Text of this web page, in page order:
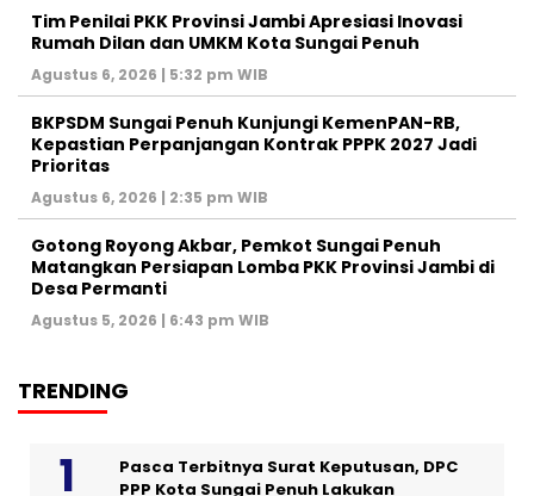
Tim Penilai PKK Provinsi Jambi Apresiasi Inovasi
Rumah Dilan dan UMKM Kota Sungai Penuh
Agustus 6, 2026 | 5:32 pm WIB
BKPSDM Sungai Penuh Kunjungi KemenPAN-RB,
Kepastian Perpanjangan Kontrak PPPK 2027 Jadi
Prioritas
Agustus 6, 2026 | 2:35 pm WIB
Gotong Royong Akbar, Pemkot Sungai Penuh
Matangkan Persiapan Lomba PKK Provinsi Jambi di
Desa Permanti
Agustus 5, 2026 | 6:43 pm WIB
TRENDING
Pasca Terbitnya Surat Keputusan, DPC
PPP Kota Sungai Penuh Lakukan